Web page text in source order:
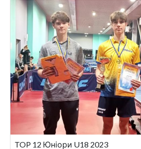
TOP 12 Юніори U18 2023